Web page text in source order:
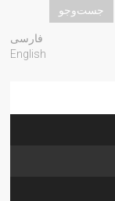
فارسی
English